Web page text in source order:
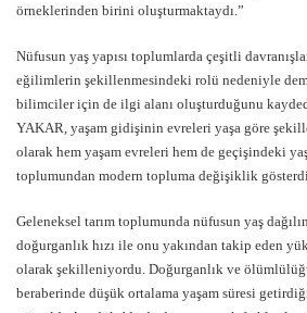
örneklerinden birini oluşturmaktaydı.”
Nüfusun yaş yapısı toplumlarda çeşitli
eğilimlerin şekillenmesindeki rolü nedeniyle
bilimciler için de ilgi alanı oluşturduğunu
YAKAR, yaşam gidişinin evreleri yaşa göre
olarak hem yaşam evreleri hem de geçişindeki
toplumundan modern topluma değişiklik
Geleneksel tarım toplumunda nüfusun yaş
doğurganlık hızı ile onu yakından takip eden
olarak şekilleniyordu. Doğurganlık ve
beraberinde düşük ortalama yaşam süresi